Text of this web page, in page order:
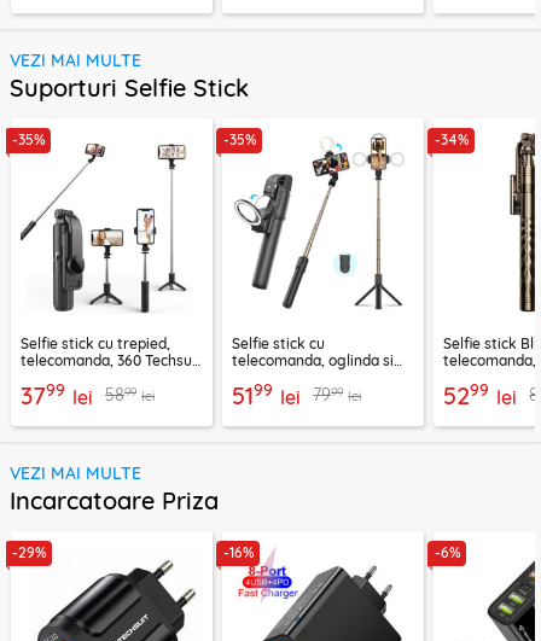
VEZI MAI MULTE
Suporturi Selfie Stick
-35%
Selfie stick cu trepied,
telecomanda, 360 Techsuit
3799 lei 5899 lei
-35%
Selfie stick cu
telecomanda, oglinda si
5199 lei 7999 lei
-34%
Selfie stick
telecomanda,
5299 lei
VEZI MAI MULTE
Incarcatoare Priza
-29% -16% -6%